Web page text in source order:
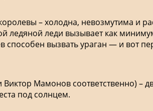
– холодна, невозмутима и
леди вызывает как
способен вызвать ураган — и вот
Мамонов соответственно) –
под солнцем.